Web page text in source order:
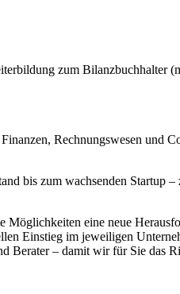
zum Bilanzbuchhalter
Rechnungswesen und
bis zum wachsenden Startup
eine neue
Einstieg im jeweiligen
Berater – damit wir für Sie das